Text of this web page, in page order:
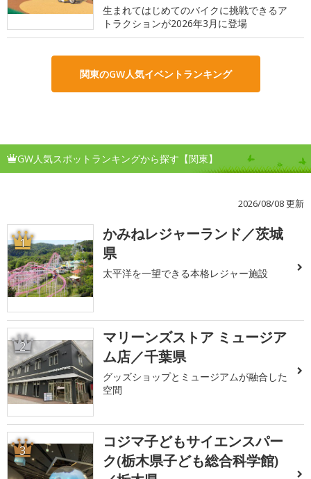
生まれてはじめてのバイクに挑戦できるア
トラクションが2026年3月に登場
関東のGW人気イベントランキング
GW人気スポットランキングから探す【関東】
2026/08/08 更新
1
かみねレジャーランド／茨城
県
太平洋を一望できる本格レジャー施設
2
マリーンズストア ミュージア
ム店／千葉県
グッズショップとミュージアムが融合した
空間
3
コジマ子どもサイエンスパー
ク(栃木県子ども総合科学館)